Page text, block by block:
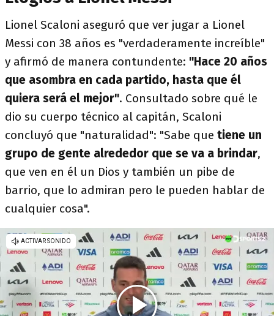
Lionel Scaloni aseguró que ver jugar a Lionel
Messi con 38 años es "verdaderamente increíble"
y afirmó de manera contundente: "Hace 20 años
que asombra en cada partido, hasta que él
quiera será el mejor". Consultado sobre qué le
dio su cuerpo técnico al capitán, Scaloni
concluyó que "naturalidad": "Sabe que tiene un
grupo de gente alrededor que se va a brindar,
que ven en él un Dios y también un pibe de
barrio, que lo admiran pero le pueden hablar de
cualquier cosa".